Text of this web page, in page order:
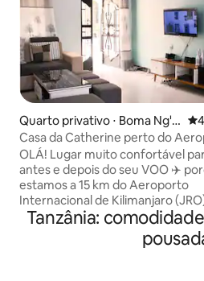
Quarto privativo ⋅ Boma Ng'o
mbe
Casa da Catherine perto do
de Kilimanjaro (JRO)
OLÁ! Lugar muito confortável
antes e depois do seu VOO ✈️
estamos a 15 km do Aeroporto
Internacional de Kilimanjaro (JRO).
2 quartos com camas king size
dormir até 4 hóspedes e
banheiro, cozinha e sala de jantar.
Tanzânia: